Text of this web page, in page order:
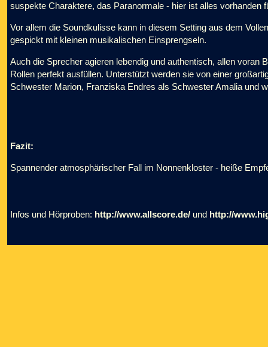
suspekte Charaktere, das Paranormale - hier ist alles vorhanden
Vor allem die Soundkulisse kann in diesem Setting aus dem
gespickt mit kleinen musikalischen Einsprengseln.
Auch die Sprecher agieren lebendig und authentisch, allen voran
Rollen perfekt ausfüllen. Unterstützt werden sie von einer
Schwester Marion, Franziska Endres als Schwester Amalia und
Fazit:
Spannender atmosphärischer Fall im Nonnenkloster - heiße
Infos und Hörproben: http://www.allscore.de/ und http://